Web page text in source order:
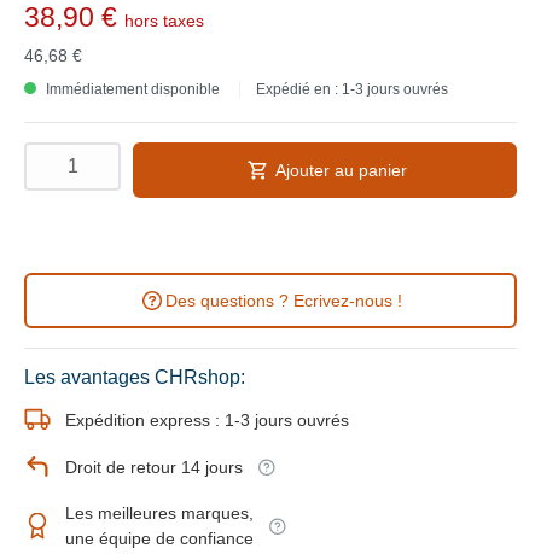
38,90 € hors taxes
46,68 €
Immédiatement disponible Expédié en : 1-3 jours ouvrés
Ajouter au panier
Des questions ? Ecrivez-nous !
Les avantages CHRshop:
Expédition express : 1-3 jours ouvrés
Droit de retour 14 jours
Les meilleures marques,
une équipe de confiance